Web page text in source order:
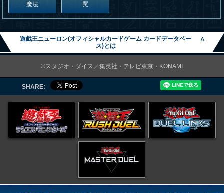
魔法 罠
遊戯王ニューロン(オフィシャルカードゲーム カードデータベー
ス)とは
∧
©スタジオ・ダイス／集英社・テレビ東京・KONAMI
SHARE: